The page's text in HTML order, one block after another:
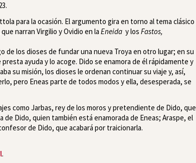
para la ocasión. El argumento gira en torno al tema clásico
narran Virgilio y Ovidio en la Eneida y los Fastos,
de los dioses de fundar una nueva Troya en otro lugar; en su
ayuda y lo acoge. Dido se enamora de él rápidamente y
su misión, los dioses le ordenan continuar su viaje y, así,
pero Eneas parte de todos modos y ella, desesperada, se
como Jarbas, rey de los moros y pretendiente de Dido, que
Dido, quien también está enamorada de Eneas; Araspe, el
de Dido, que acabará por traicionarla.
.